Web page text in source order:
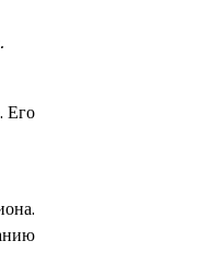
Его